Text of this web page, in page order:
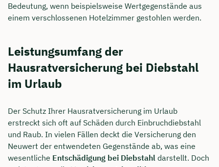
Bedeutung, wenn beispielsweise Wertgegenstände aus
einem verschlossenen Hotelzimmer gestohlen werden.
Leistungsumfang der
Hausratversicherung bei Diebstahl
im Urlaub
Der Schutz Ihrer Hausratversicherung im Urlaub
erstreckt sich oft auf Schäden durch Einbruchdiebstahl
und Raub. In vielen Fällen deckt die Versicherung den
Neuwert der entwendeten Gegenstände ab, was eine
wesentliche Entschädigung bei Diebstahl darstellt. Doch